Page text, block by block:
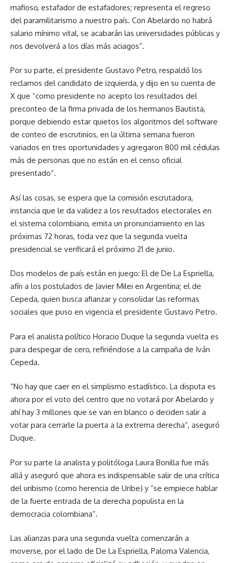
mafioso, estafador de estafadores; representa el regreso
del paramilitarismo a nuestro país. Con Abelardo no habrá
salario mínimo vital, se acabarán las universidades públicas y
nos devolverá a los días más aciagos”.
Por su parte, el presidente Gustavo Petro, respaldó los
reclamos del candidato de izquierda, y dijo en su cuenta de
X que “como presidente no acepto los resultados del
preconteo de la firma privada de los hermanos Bautista,
porque debiendo estar quietos los algoritmos del software
de conteo de escrutinios, en la última semana fueron
variados en tres oportunidades y agregaron 800 mil cédulas
más de personas que no están en el censo oficial
presentado”.
Así las cosas, se espera que la comisión escrutadora,
instancia que le da validez a los resultados electorales en
el sistema colombiano, emita un pronunciamiento en las
próximas 72 horas, toda vez que la segunda vuelta
presidencial se verificará el próximo 21 de junio.
Dos modelos de país están en juego: El de De La Espriella,
afín a los postulados de Javier Milei en Argentina; el de
Cepeda, quien busca afianzar y consolidar las reformas
sociales que puso en vigencia el presidente Gustavo Petro.
Para el analista político Horacio Duque la segunda vuelta es
para despegar de cero, refiriéndose a la campaña de Iván
Cepeda.
“No hay que caer en el simplismo estadístico. La disputa es
ahora por el voto del centro que no votará por Abelardo y
ahí hay 3 millones que se van en blanco o deciden salir a
votar para cerrarle la puerta a la extrema derecha”, aseguró
Duque.
Por su parte la analista y politóloga Laura Bonilla fue más
allá y aseguró que ahora es indispensable salir de una crítica
del uribismo (como herencia de Uribe) y “se empiece hablar
de la fuerte entrada de la derecha populista en la
democracia colombiana”.
Las alianzas para una segunda vuelta comenzarán a
moverse, por el lado de De La Espriella, Paloma Valencia,